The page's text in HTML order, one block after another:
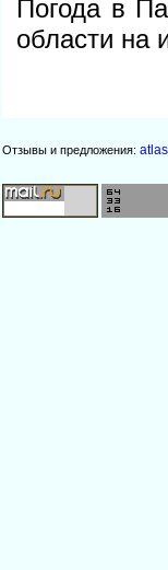
Погода в
области на
Отзывы и предложения: